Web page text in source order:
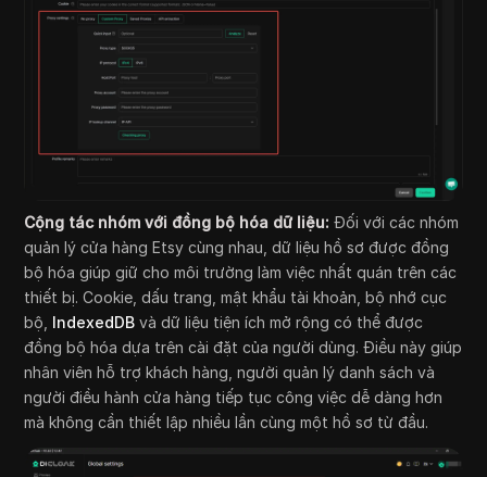
Cộng tác nhóm với đồng bộ hóa dữ liệu: Đối với các nhóm
quản lý cửa hàng Etsy cùng nhau, dữ liệu hồ sơ được đồng
bộ hóa giúp giữ cho môi trường làm việc nhất quán trên các
thiết bị. Cookie, dấu trang, mật khẩu tài khoản, bộ nhớ cục
bộ, IndexedDB và dữ liệu tiện ích mở rộng có thể được
đồng bộ hóa dựa trên cài đặt của người dùng. Điều này giúp
nhân viên hỗ trợ khách hàng, người quản lý danh sách và
người điều hành cửa hàng tiếp tục công việc dễ dàng hơn
mà không cần thiết lập nhiều lần cùng một hồ sơ từ đầu.